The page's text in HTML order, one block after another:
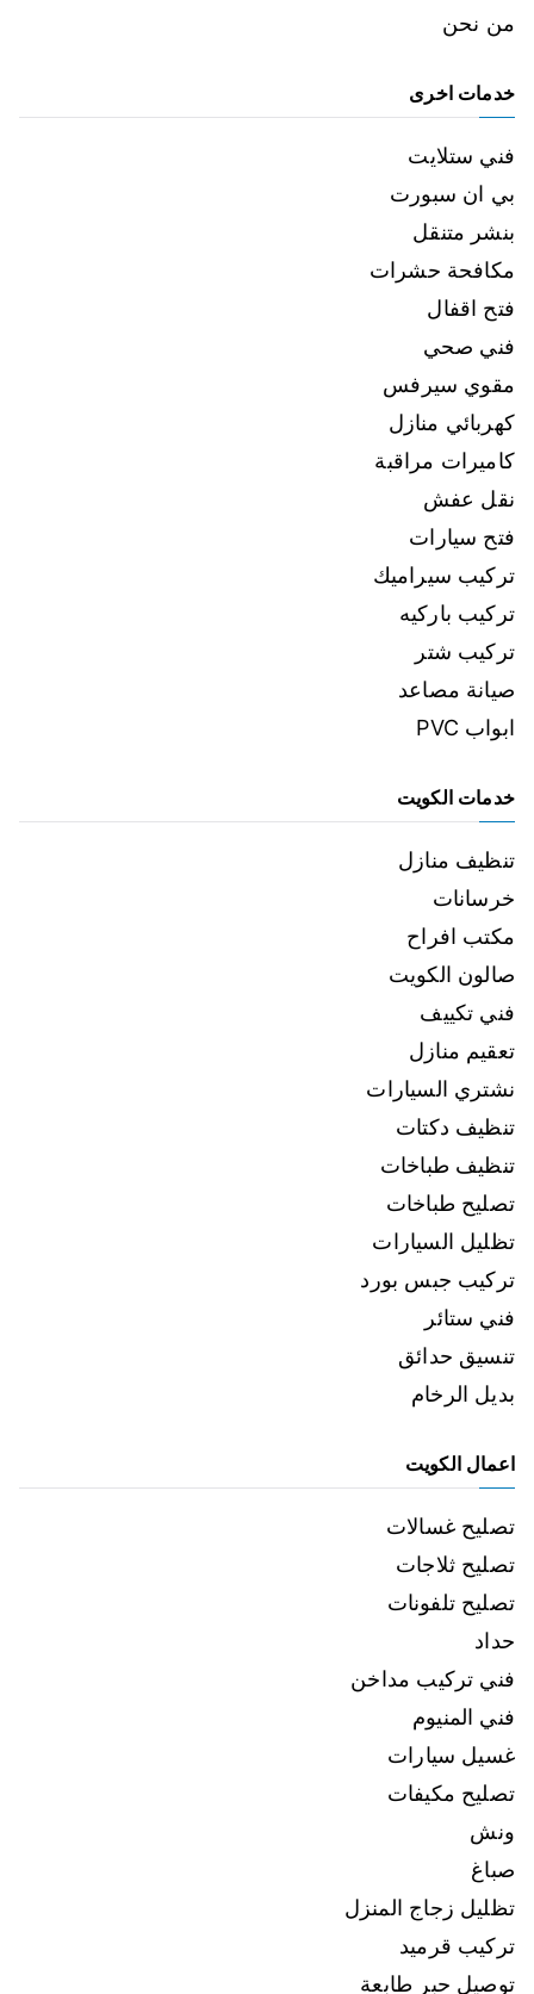
من نحن
خدمات اخرى
فني ستلايت
بي ان سبورت
بنشر متنقل
مكافحة حشرات
فتح اقفال
فني صحي
مقوي سيرفس
كهربائي منازل
كاميرات مراقبة
نقل عفش
فتح سيارات
تركيب سيراميك
تركيب باركيه
تركيب شتر
صيانة مصاعد
ابواب PVC
خدمات الكويت
تنظيف منازل
خرسانات
مكتب افراح
صالون الكويت
فني تكييف
تعقيم منازل
نشتري السيارات
تنظيف دكتات
تنظيف طباخات
تصليح طباخات
تظليل السيارات
تركيب جبس بورد
فني ستائر
تنسيق حدائق
بديل الرخام
اعمال الكويت
تصليح غسالات
تصليح ثلاجات
تصليح تلفونات
حداد
فني تركيب مداخن
فني المنيوم
غسيل سيارات
تصليح مكيفات
ونش
صباغ
تظليل زجاج المنزل
تركيب قرميد
توصيل حبر طابعة